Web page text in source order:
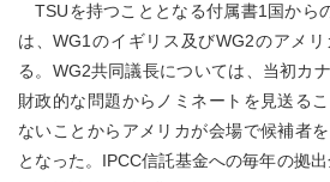
TSUを持つこととなる付属書1国から
は、WG1のイギリス及びWG2のアメ
る。WG2共同議長については、当初カ
財政的な問題からノミネートを見送る
ないことからアメリカが会場で候補者
となった。IPCC信託基金への毎年の拠